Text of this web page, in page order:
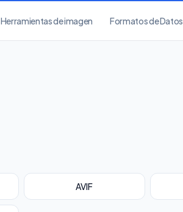
Herramientas de imagen Formatos de Datos
AVIF